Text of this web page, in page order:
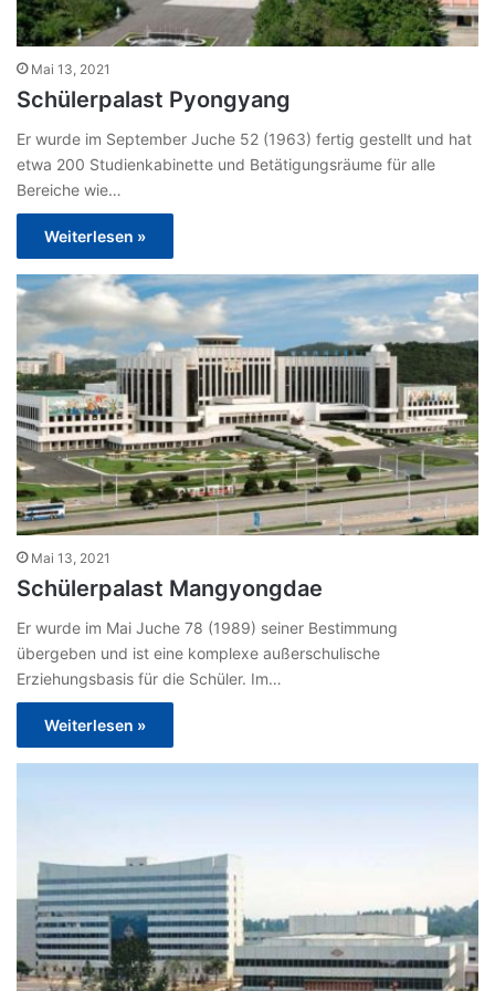
Mai 13, 2021
Schülerpalast Pyongyang
Er wurde im September Juche 52 (1963) fertig gestellt und hat
etwa 200 Studienkabinette und Betätigungsräume für alle
Bereiche wie…
Weiterlesen »
Mai 13, 2021
Schülerpalast Mangyongdae
Er wurde im Mai Juche 78 (1989) seiner Bestimmung
übergeben und ist eine komplexe außerschulische
Erziehungsbasis für die Schüler. Im…
Weiterlesen »